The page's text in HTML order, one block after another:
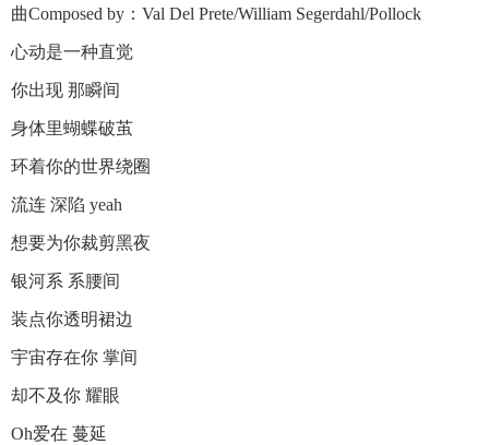
曲Composed by：Val Del Prete/William Segerdahl/Pollock
心动是一种直觉
你出现 那瞬间
身体里蝴蝶破茧
环着你的世界绕圈
流连 深陷 yeah
想要为你裁剪黑夜
银河系 系腰间
装点你透明裙边
宇宙存在你 掌间
却不及你 耀眼
Oh爱在 蔓延